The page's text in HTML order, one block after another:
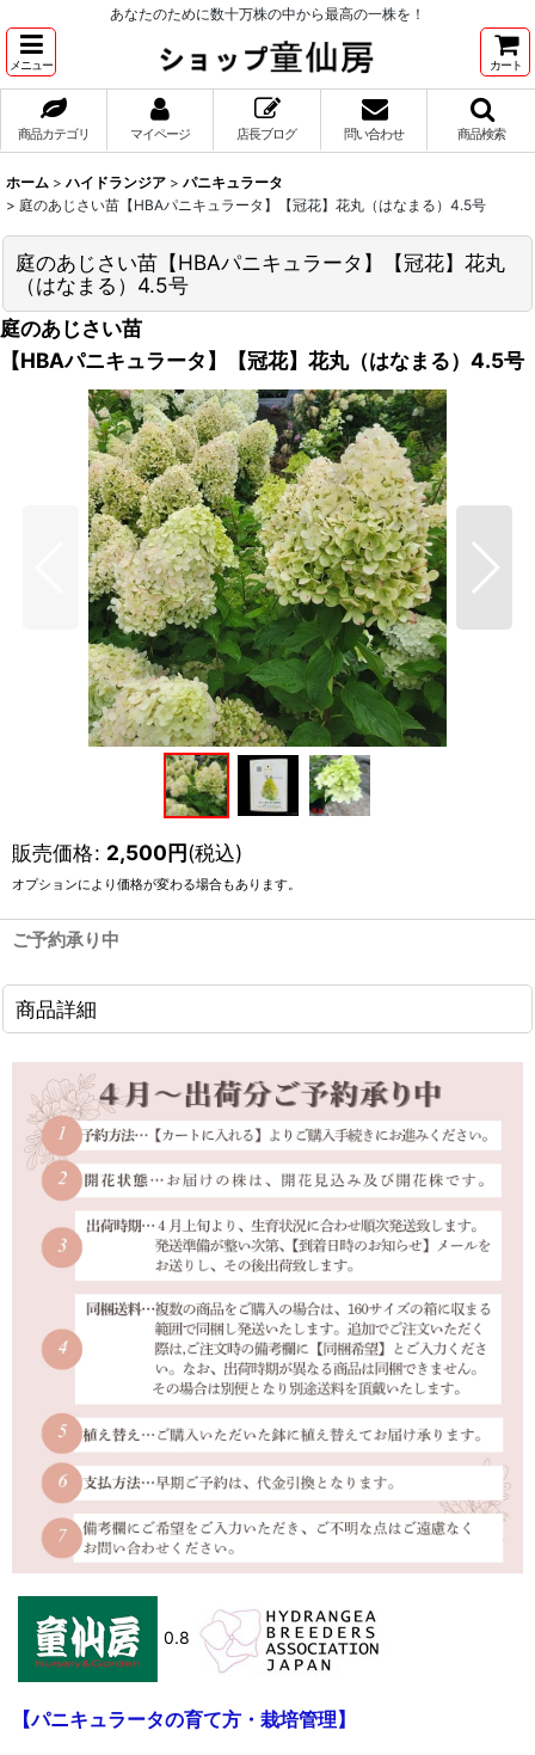
あなたのために数十万株の中から最高の一株を！
メニュー カート
商品カテゴリ マイページ 店長ブログ 問い合わせ 商品検索
ホーム > ハイドランジア > パニキュラータ
> 庭のあじさい苗【HBAパニキュラータ】【冠花】花丸（はなまる）4.5号
庭のあじさい苗【HBAパニキュラータ】【冠花】花丸
（はなまる）4.5号
庭のあじさい苗
【HBAパニキュラータ】【冠花】花丸（はなまる）4.5号
販売価格: 2,500円(税込)
オプションにより価格が変わる場合もあります。
ご予約承り中
商品詳細
0.8
【パニキュラータの育て方・栽培管理】